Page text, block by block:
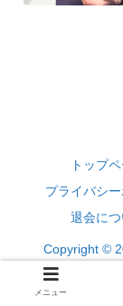
トップ
プライバシ
退会に
Copyright ©
メニュー